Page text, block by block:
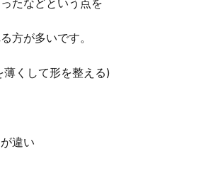
たなどという点を
方が多いです。
くして形を整える)
違い